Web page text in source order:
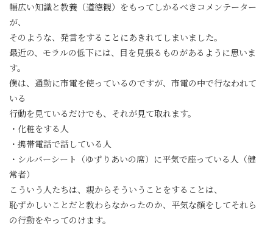
幅広い知識と教養（道徳観）をもってしかるべきコメンテーター
が、
そのような、発言をすることにあきれてしまいました。
最近の、モラルの低下には、目を見張るものがあるように思いま
す。
僕は、通勤に市電を使っているのですが、市電の中で行なわれて
いる
行動を見ているだけでも、それが見て取れます。
・化粧をする人
・携帯電話で話している人
・シルバーシート（ゆずりあいの席）に平気で座っている人（健
常者）
こういう人たちは、親からそういうことをすることは、
恥ずかしいことだと教わらなかったのか、平気な顔をしてそれら
の行動をやってのけます。